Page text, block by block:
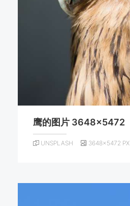
鹰的图片 3648×5472
UNSPLASH 3648×5472 PX